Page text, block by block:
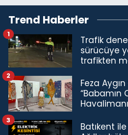
Trend Haberler
Trafik
sürücüye
trafikten
1
Feza Aygın
“Babamın
2
Batıkent
3